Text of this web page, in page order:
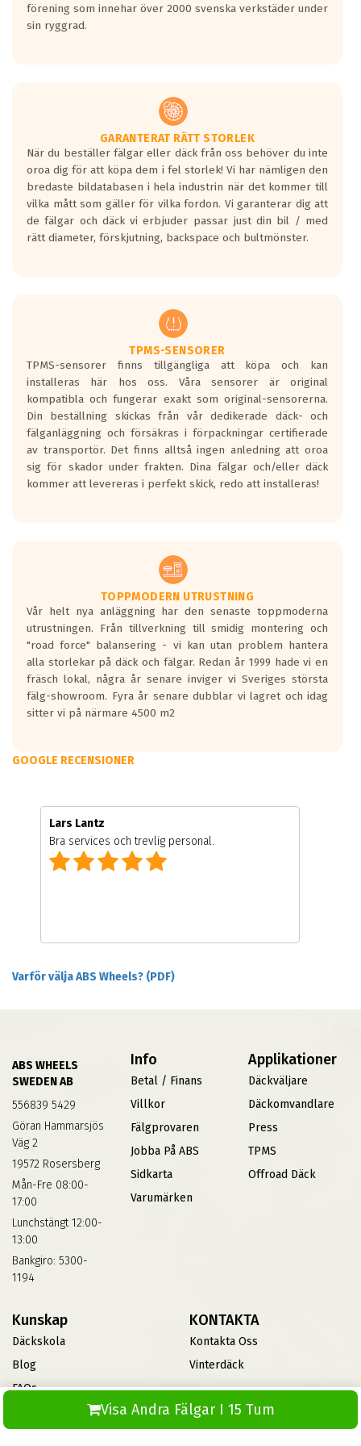
Visa Andra Fälgar I 15 Tum
förening som innehar över 2000 svenska verkstäder under
sin ryggrad.
GARANTERAT RÄTT STORLEK
När du beställer fälgar eller däck från oss behöver du inte
oroa dig för att köpa dem i fel storlek! Vi har nämligen den
bredaste bildatabasen i hela industrin när det kommer till
vilka mått som gäller för vilka fordon. Vi garanterar dig att
de fälgar och däck vi erbjuder passar just din bil / med
rätt diameter, förskjutning, backspace och bultmönster.
TPMS-SENSORER
TPMS-sensorer finns tillgängliga att köpa och kan
installeras här hos oss. Våra sensorer är original
kompatibla och fungerar exakt som original-sensorerna.
Din beställning skickas från vår dedikerade däck- och
fälganläggning och försäkras i förpackningar certifierade
av transportör. Det finns alltså ingen anledning att oroa
sig för skador under frakten. Dina fälgar och/eller däck
kommer att levereras i perfekt skick, redo att installeras!
TOPPMODERN UTRUSTNING
Vår helt nya anläggning har den senaste toppmoderna
utrustningen. Från tillverkning till smidig montering och
"road force" balansering - vi kan utan problem hantera
alla storlekar på däck och fälgar. Redan år 1999 hade vi en
fräsch lokal, några år senare inviger vi Sveriges största
fälg-showroom. Fyra år senare dubblar vi lagret och idag
sitter vi på närmare 4500 m2
GOOGLE RECENSIONER
Lars Lantz
Bra services och trevlig personal.
Varför välja ABS Wheels? (PDF)
ABS WHEELS
SWEDEN AB
556839 5429
Göran Hammarsjös
Väg 2
19572 Rosersberg
Mån-Fre 08:00-
17:00
Lunchstängt 12:00-
13:00
Bankgiro: 5300-
1194
Info
Betal / Finans
Villkor
Fälgprovaren
Jobba På ABS
Sidkarta
Varumärken
Applikationer
Däckväljare
Däckomvandlare
Press
TPMS
Offroad Däck
Kunskap
Däckskola
Blog
FAQs
Informationsbank Av Däck
Och Fälgar
KONTAKTA
Kontakta Oss
Vinterdäck